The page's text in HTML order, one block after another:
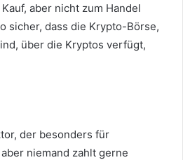
aber nicht zum Handel
sicher, dass die Krypto-Börse,
über die Kryptos verfügt,
der besonders für
niemand zahlt gerne